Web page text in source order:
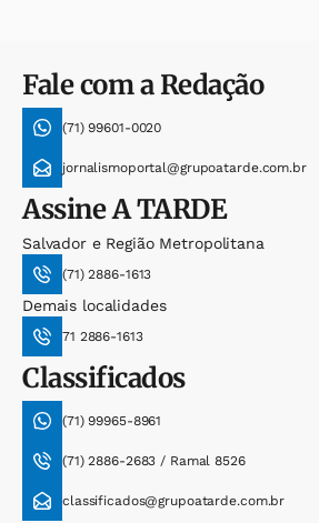
Fale com a Redação
(71) 99601-0020
jornalismoportal@grupoatarde.com.br
AssineA TARDE
Salvador e Região Metropolitana
(71) 2886-1613
Demais localidades
71 2886-1613
Classificados
(71) 99965-8961
(71) 2886-2683 / Ramal 8526
classificados@grupoatarde.com.br